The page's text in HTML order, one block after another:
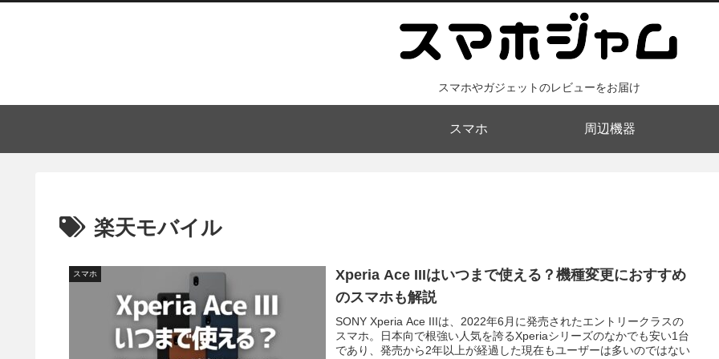
スマホやガジェットのレビューをお届け
スマホ 周辺機器
楽天モバイル
スマホ
Xperia Ace IIIはいつまで使える？機種変更におすすめ
のスマホも解説
SONY Xperia Ace IIIは、2022年6月に発売されたエントリークラスの
スマホ。日本向で根強い人気を誇るXperiaシリーズのなかでも安い1台
であり、発売から2年以上が経過した現在もユーザーは多いのではない